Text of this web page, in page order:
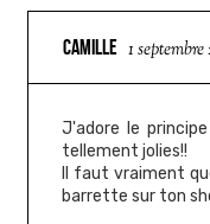
CAMILLE 1
J'adore le
tellement jolies!!
Il faut vraiment
barrette sur ton